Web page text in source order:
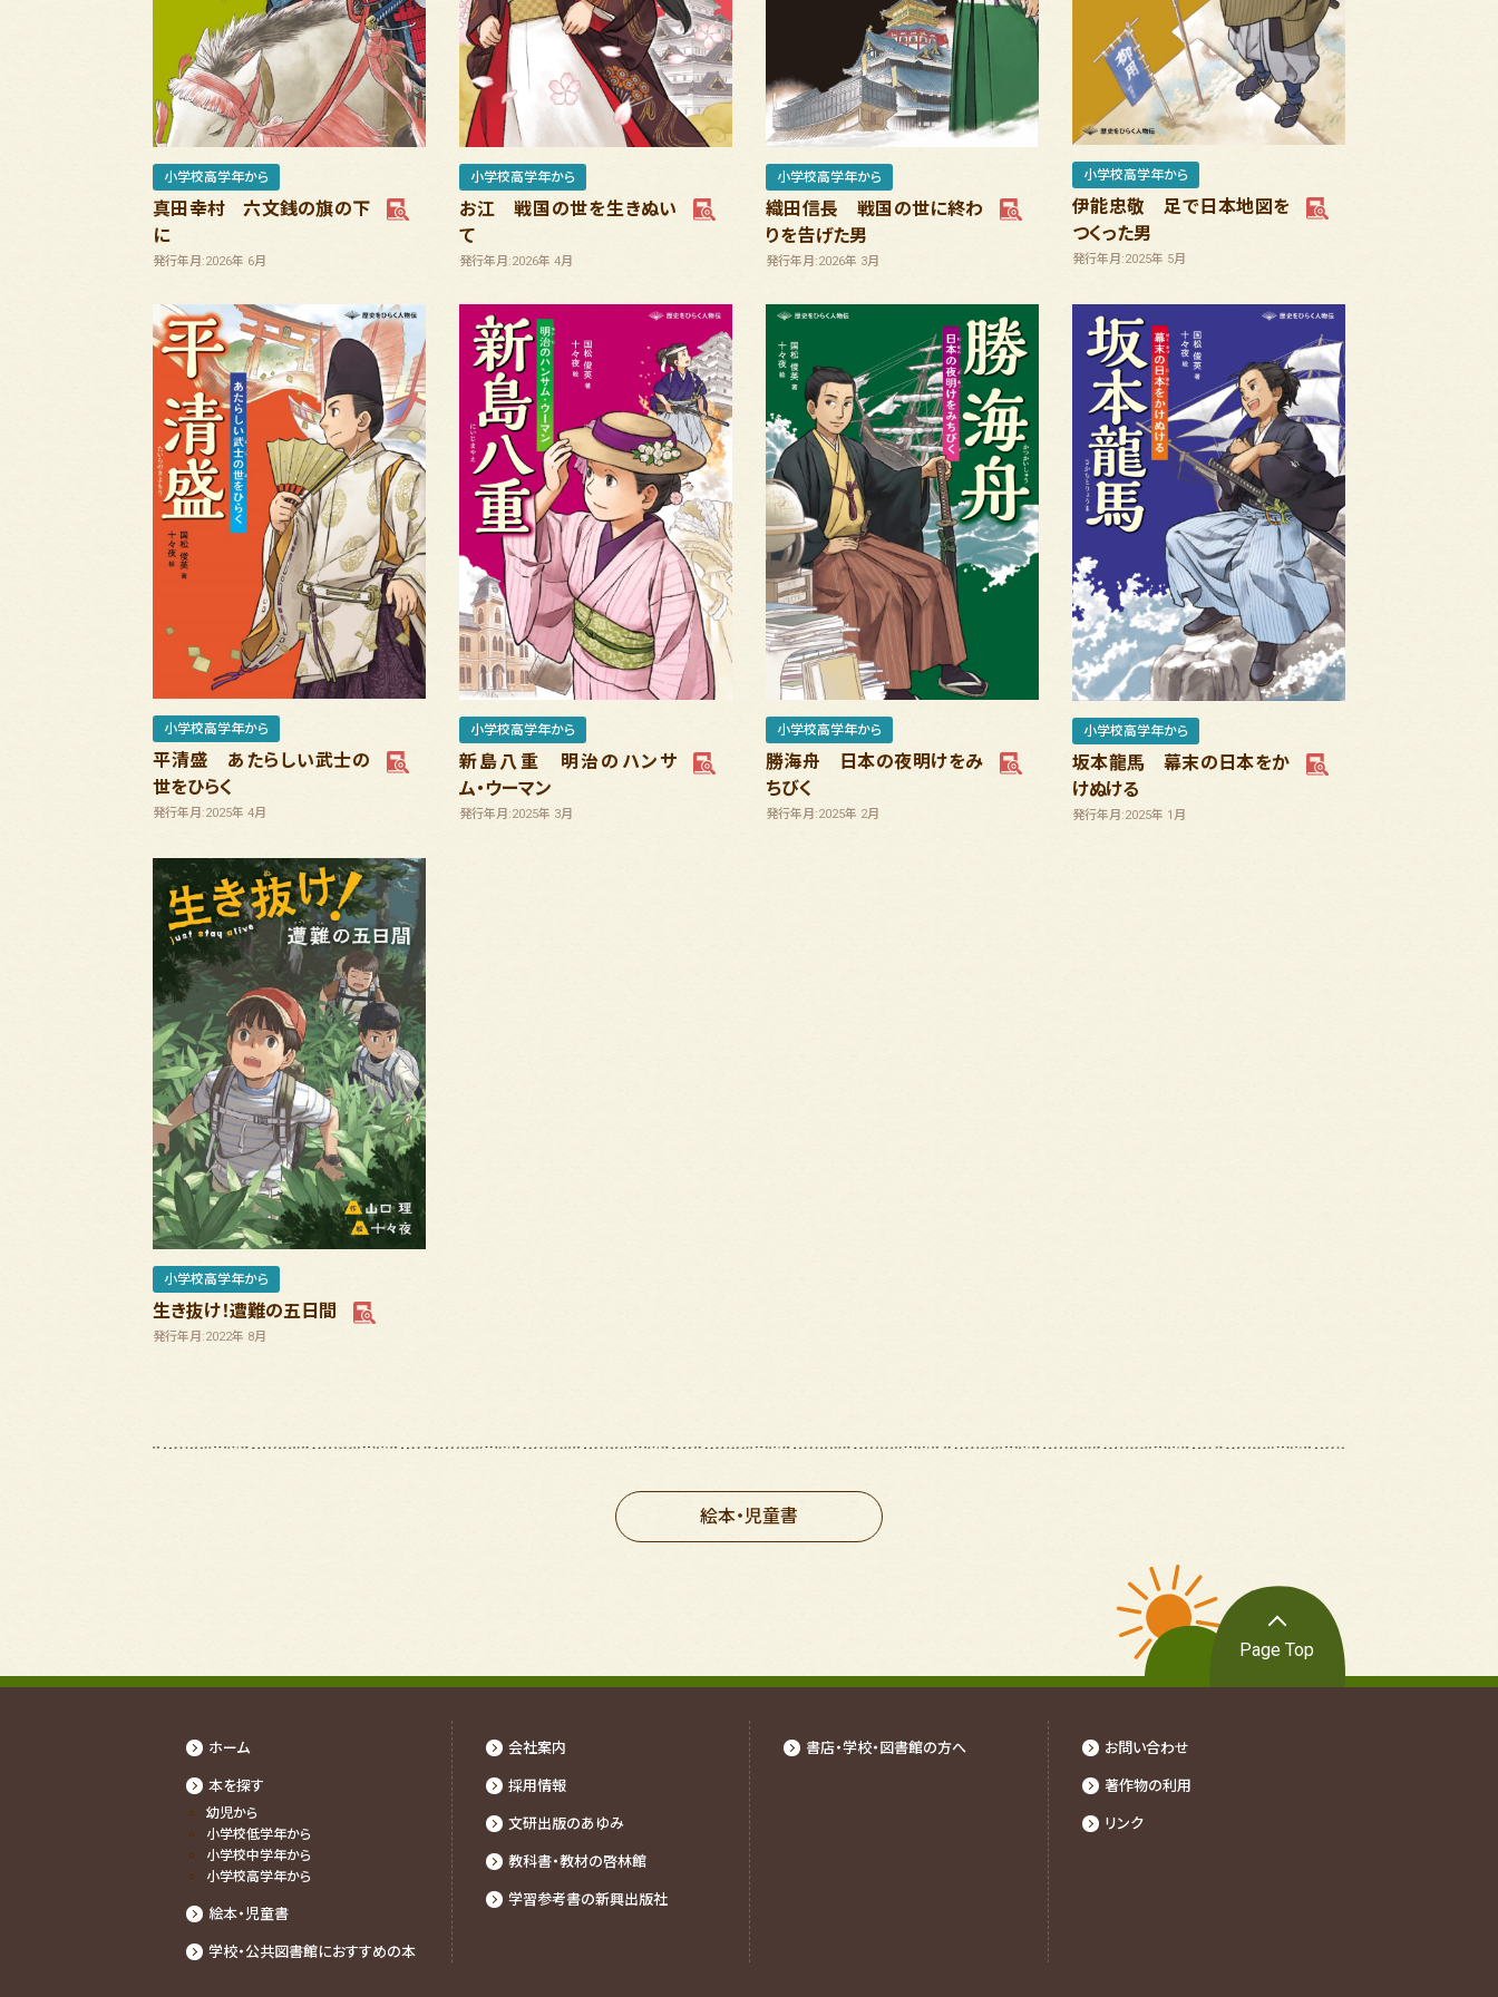
小学校高学年から
真田幸村 六文銭の旗の下
に
発行年月:2026年 6月
小学校高学年から
お江 戦国の世を生きぬい
て
発行年月:2026年 4月
小学校高学年から
織田信長 戦国の世に終わ
りを告げた男
発行年月:2026年 3月
小学校高学年から
伊能忠敬 足で日本地図を
つくった男
発行年月:2025年 5月
小学校高学年から
平清盛 あたらしい武士の
世をひらく
発行年月:2025年 4月
小学校高学年から
新島八重 明治のハンサ
ム・ウーマン
発行年月:2025年 3月
小学校高学年から
勝海舟 日本の夜明けをみ
ちびく
発行年月:2025年 2月
小学校高学年から
坂本龍馬 幕末の日本をか
けぬける
発行年月:2025年 1月
小学校高学年から
生き抜け！遭難の五日間
発行年月:2022年 8月
絵本・児童書
Page Top
ホーム
本を探す
幼児から
⼩学校低学年から
⼩学校中学年から
⼩学校⾼学年から
絵本・児童書
学校・公共図書館におすすめの本
会社案内
採⽤情報
文研出版のあゆみ
教科書・教材の啓林館
学習参考書の新興出版社
書店・学校・図書館の⽅へ お問い合わせ
著作物の利⽤
リンク